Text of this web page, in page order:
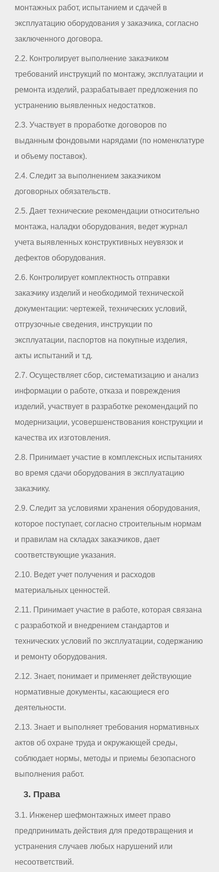
монтажных работ, испытанием и сдачей в
эксплуатацию оборудования у заказчика, согласно
заключенного договора.
2.2. Контролирует выполнение заказчиком
требований инструкций по монтажу, эксплуатации и
ремонта изделий, разрабатывает предложения по
устранению выявленных недостатков.
2.3. Участвует в проработке договоров по
выданным фондовыми нарядами (по номенклатуре
и объему поставок).
2.4. Следит за выполнением заказчиком
договорных обязательств.
2.5. Дает технические рекомендации относительно
монтажа, наладки оборудования, ведет журнал
учета выявленных конструктивных неувязок и
дефектов оборудования.
2.6. Контролирует комплектность отправки
заказчику изделий и необходимой технической
документации: чертежей, технических условий,
отгрузочные сведения, инструкции по
эксплуатации, паспортов на покупные изделия,
акты испытаний и т.д.
2.7. Осуществляет сбор, систематизацию и анализ
информации о работе, отказа и повреждения
изделий, участвует в разработке рекомендаций по
модернизации, усовершенствования конструкции и
качества их изготовления.
2.8. Принимает участие в комплексных испытаниях
во время сдачи оборудования в эксплуатацию
заказчику.
2.9. Следит за условиями хранения оборудования,
которое поступает, согласно строительным нормам
и правилам на складах заказчиков, дает
соответствующие указания.
2.10. Ведет учет получения и расходов
материальных ценностей.
2.11. Принимает участие в работе, которая связана
с разработкой и внедрением стандартов и
технических условий по эксплуатации, содержанию
и ремонту оборудования.
2.12. Знает, понимает и применяет действующие
нормативные документы, касающиеся его
деятельности.
2.13. Знает и выполняет требования нормативных
актов об охране труда и окружающей среды,
соблюдает нормы, методы и приемы безопасного
выполнения работ.
3. Права
3.1. Инженер шефмонтажных имеет право
предпринимать действия для предотвращения и
устранения случаев любых нарушений или
несоответствий.